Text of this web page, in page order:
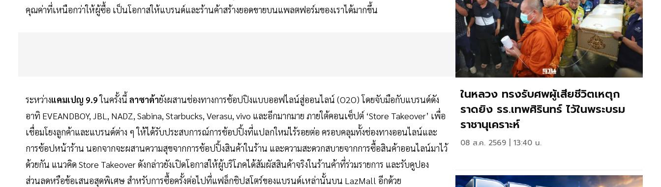
คุณค่าที่เหนือกว่าให้ผู้ซื้อ เป็นโอกาสให้แบรนด์และร้านค้าสร้างยอดขายบนแพลตฟอร์มของเราได้มากขึ้น
ระหว่างแคมเปญ 9.9ในครั้งนี้ ลาซาด้ายังผสานช่องทางการช้อปปิงแบบออฟไลน์สู่ออนไลน์ (O2O) โดยจับมือกับแบรนด์ดัง
อาทิ EVEANDBOY, JBL, NADZ, Sabina, Starbucks, Verasu, vivo และอีกมากมาย ภายใต้คอนเซ็ปต์ ‘Store Takeover’ เพื่อ
เชื่อมโยงลูกค้าและแบรนด์ต่าง ๆ ให้ได้รับประสบการณ์การช้อปปิ้งที่แปลกใหม่ไร้รอยต่อ ครอบคลุมทั้งช่องทางออนไลน์และ
การช้อปหน้าร้าน นอกจากจะผสานความสุขจากการช้อปปิ้งสินค้าในร้าน และความสะดวกสบายจากการซื้อสินค้าออนไลน์มาไว้
ด้วยกัน แนวคิด Store Takeover ดังกล่าวยังเปิดโอกาสให้ผู้บริโภคได้สัมผัสสินค้าจริงในร้านค้าที่ร่วมรายการ และรับคูปอง
ส่วนลดหรือข้อเสนอสุดพิเศษ สำหรับการซื้อครั้งต่อไปที่แฟล็กชิปสโตร์ของแบรนด์เหล่านั้นบน LazMall อีกด้วย
ในหลวง ทรงรับศพผู้เสียชีวิตเหตุก
ราดยิง รร.เทพศิรินทร์ ไว้ในพระบรม
ราชานุเคราะห์
08 ส.ค. 2569 | 13:40 น.